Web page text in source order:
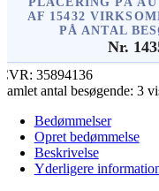
AF 15432
PÅ ANTAL
Nr.
35894136
antal besøgende: 3
Bedømmelser
Opret bedømmelse
Beskrivelse
Yderligere